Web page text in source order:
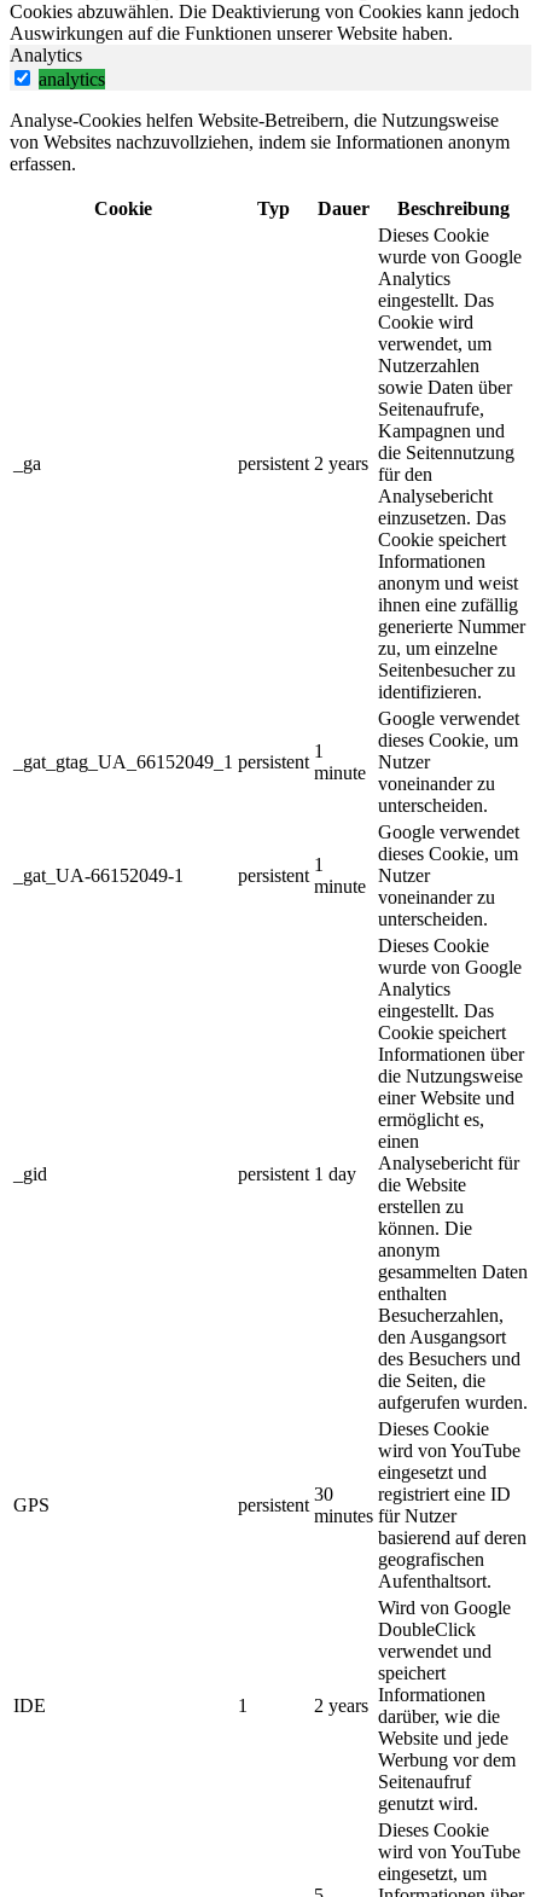
Cookies abzuwählen. Die Deaktivierung von Cookies kann jedoch
Auswirkungen auf die Funktionen unserer Website haben.
Analytics
analytics
Analyse-Cookies helfen Website-Betreibern, die Nutzungsweise
von Websites nachzuvollziehen, indem sie Informationen anonym
erfassen.
Cookie Typ Dauer Beschreibung
_ga persistent 2 years
Dieses Cookie
wurde von Google
Analytics
eingestellt. Das
Cookie wird
verwendet, um
Nutzerzahlen
sowie Daten über
Seitenaufrufe,
Kampagnen und
die Seitennutzung
für den
Analysebericht
einzusetzen. Das
Cookie speichert
Informationen
anonym und weist
ihnen eine zufällig
generierte Nummer
zu, um einzelne
Seitenbesucher zu
identifizieren.
_gat_gtag_UA_66152049_1 persistent
1
minute
Google verwendet
dieses Cookie, um
Nutzer
voneinander zu
unterscheiden.
_gat_UA-66152049-1 persistent
1
minute
Google verwendet
dieses Cookie, um
Nutzer
voneinander zu
unterscheiden.
_gid persistent 1 day
Dieses Cookie
wurde von Google
Analytics
eingestellt. Das
Cookie speichert
Informationen über
die Nutzungsweise
einer Website und
ermöglicht es,
einen
Analysebericht für
die Website
erstellen zu
können. Die
anonym
gesammelten Daten
enthalten
Besucherzahlen,
den Ausgangsort
des Besuchers und
die Seiten, die
aufgerufen wurden.
GPS persistent
30
minutes
Dieses Cookie
wird von YouTube
eingesetzt und
registriert eine ID
für Nutzer
basierend auf deren
geografischen
Aufenthaltsort.
IDE 1 2 years
Wird von Google
DoubleClick
verwendet und
speichert
Informationen
darüber, wie die
Website und jede
Werbung vor dem
Seitenaufruf
genutzt wird.
Dieses Cookie
wird von YouTube
eingesetzt, um